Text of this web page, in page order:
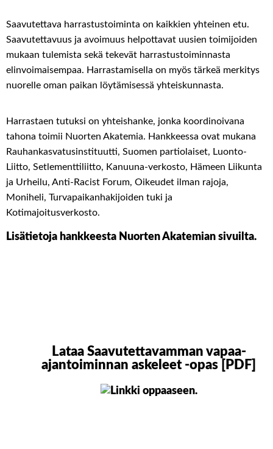
Saavutettava harrastustoiminta on kaikkien yhteinen etu.
Saavutettavuus ja avoimuus helpottavat uusien toimijoiden
mukaan tulemista sekä tekevät harrastustoiminnasta
elinvoimaisempaa. Harrastamisella on myös tärkeä merkitys
nuorelle oman paikan löytämisessä yhteiskunnasta.
Harrastaen tutuksi on yhteishanke, jonka koordinoivana
tahona toimii Nuorten Akatemia. Hankkeessa ovat mukana
Rauhankasvatusinstituutti, Suomen partiolaiset, Luonto-
Liitto, Setlementtiliitto, Kanuuna-verkosto, Hämeen Liikunta
ja Urheilu, Anti-Racist Forum, Oikeudet ilman rajoja,
Moniheli, Turvapaikanhakijoiden tuki ja
Kotimajoitusverkosto.
Lisätietoja hankkeesta Nuorten Akatemian sivuilta.
Lataa Saavutettavamman vapaa-
ajantoiminnan askeleet -opas [PDF]